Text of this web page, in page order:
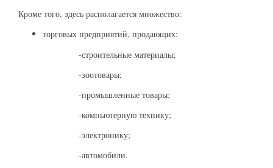
Кроме того, здесь располагается множество:
торговых предприятий, продающих:
-строительные материалы;
-зоотовары;
-промышленные товары;
-компьютерную технику;
-электронику;
-автомобили.